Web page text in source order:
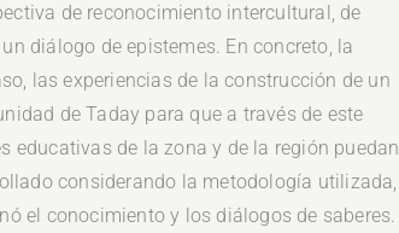
de reconocimiento intercultural, de
diálogo de epistemes. En concreto, la
las experiencias de la construcción de un
de Taday para que a través de este
educativas de la zona y de la región puedan
considerando la metodología utilizada,
el conocimiento y los diálogos de saberes.